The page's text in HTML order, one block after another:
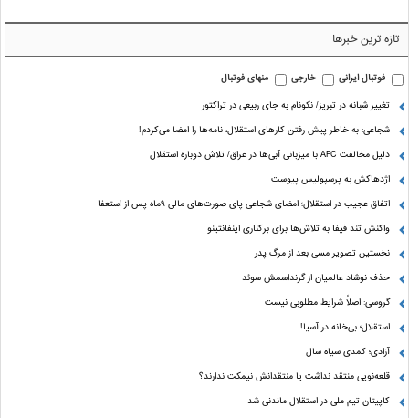
تازه ترین خبرها
فوتبال ایرانی خارجی
منهای فوتبال
تغییر شبانه در تبریز/ نکونام به جای ربیعی در تراکتور
شجاعی: به خاطر پیش رفتن کارهای استقلال، نامه‌ها را امضا می‌کردم!
دلیل مخالفت AFC با میزبانی آبی‌ها در عراق/ تلاش دوباره استقلال
اژدهاکش به پرسپولیس پیوست
اتفاق عجیب در استقلال؛ امضای شجاعی پای صورت‌های مالی ٩ماه پس از استعفا
واکنش تند فیفا به تلاش‌ها برای برکناری اینفانتینو
نخستین تصویر مسی بعد از مرگ پدر
حذف نوشاد عالمیان از گرنداسمش سوئد
گروسی: اصلاً شرایط مطلوبی نیست
استقلال؛ بی‌خانه در آسیا!
آزادی؛ کمدی سیاه سال
قلعه‌نویی منتقد نداشت یا منتقدانش نیمکت ندارند؟
کاپیتان تیم ملی در استقلال ماندنی شد